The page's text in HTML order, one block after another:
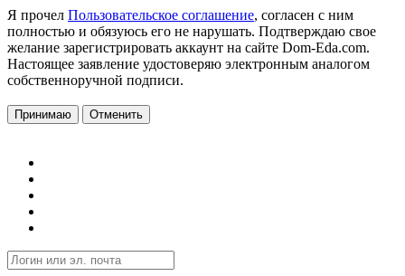
Я прочел Пользовательское соглашение, согласен с ним
полностью и обязуюсь его не нарушать. Подтверждаю свое
желание зарегистрировать аккаунт на сайте Dom-Eda.com.
Настоящее заявление удостоверяю электронным аналогом
собственноручной подписи.
Принимаю Отменить